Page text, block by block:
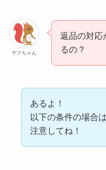
ヤクちゃん
返品の対応
るの？
あるよ！
以下の条件の場合
注意してね！